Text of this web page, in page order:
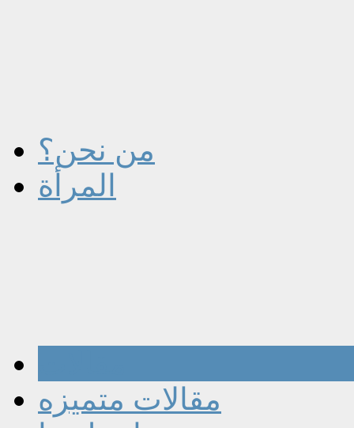
من نحن؟
المرأة
مقالات متميزه